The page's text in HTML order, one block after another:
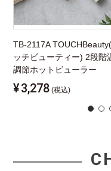
TB-2117A
ッチビューティー) 2段階
調節ホットビューラー
¥3,278 (税込)